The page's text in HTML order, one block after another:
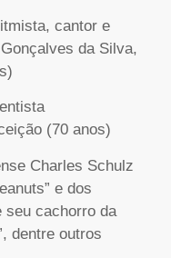
cantor e
da Silva,
(70 anos)
Charles Schulz
e dos
seu cachorro da
dentre outros